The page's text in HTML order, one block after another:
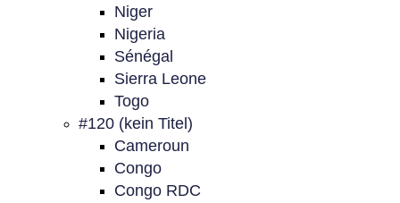
Niger
Nigeria
Sénégal
Sierra Leone
Togo
#120 (kein Titel)
Cameroun
Congo
Congo RDC